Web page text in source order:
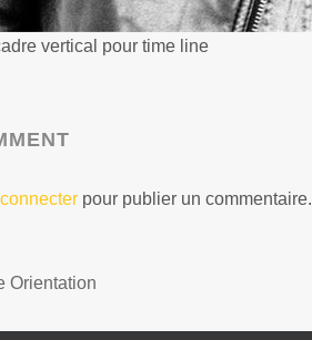
vertical pour time line
pour publier un commentaire.
Orientation